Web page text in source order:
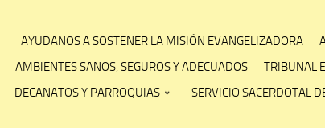
AYUDANOS A SOSTENER LA MISIÓN EVANGELIZADORA
AMBIENTES SANOS, SEGUROS Y ADECUADOS TRIBUNAL
DECANATOS Y PARROQUIAS SERVICIO SACERDOTAL